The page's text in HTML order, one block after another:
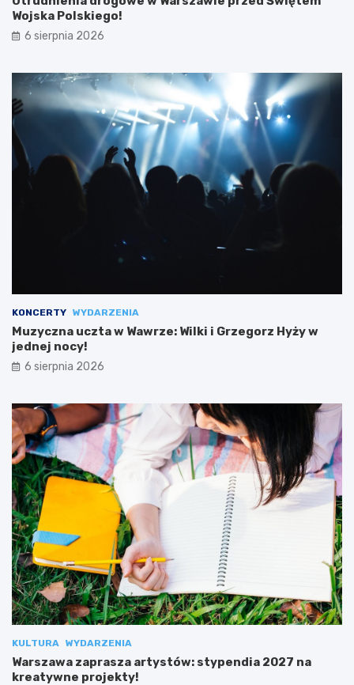
Wojska Polskiego!
6 sierpnia 2026
KONCERTY WYDARZENIA
Muzyczna uczta w Wawrze: Wilki i Grzegorz Hyży w
jednej nocy!
6 sierpnia 2026
KULTURA WYDARZENIA
Warszawa zaprasza artystów: stypendia 2027 na
kreatywne projekty!